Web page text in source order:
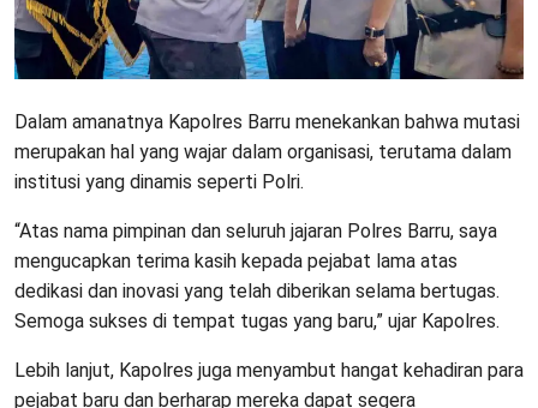
Dalam amanatnya Kapolres Barru menekankan bahwa mutasi
merupakan hal yang wajar dalam organisasi, terutama dalam
institusi yang dinamis seperti Polri.
“Atas nama pimpinan dan seluruh jajaran Polres Barru, saya
mengucapkan terima kasih kepada pejabat lama atas
dedikasi dan inovasi yang telah diberikan selama bertugas.
Semoga sukses di tempat tugas yang baru,” ujar Kapolres.
Lebih lanjut, Kapolres juga menyambut hangat kehadiran para
pejabat baru dan berharap mereka dapat segera